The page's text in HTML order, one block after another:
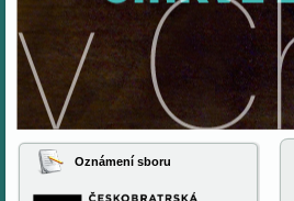
Oznámení sboru